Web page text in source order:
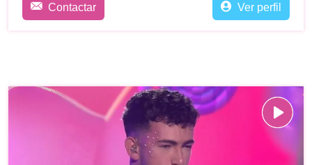
Contactar Ver perfil